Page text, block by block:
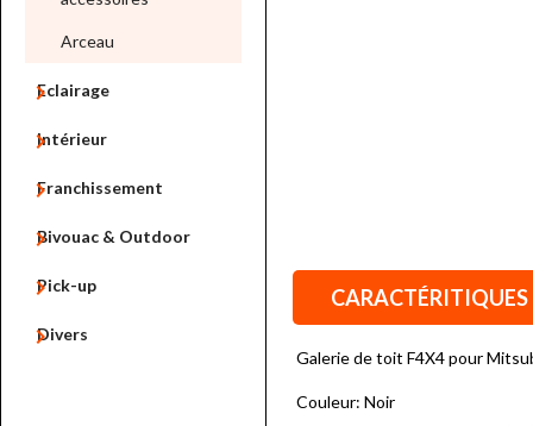
Arceau
Eclairage

Intérieur

Franchissement

Bivouac & Outdoor

Pick-up

Divers

CARACTÉRITIQUES
Galerie de toit F4X4 pour
Couleur: Noir